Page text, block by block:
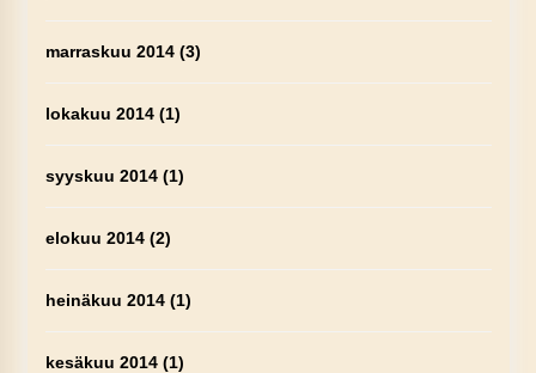
marraskuu 2014(3)
lokakuu 2014(1)
syyskuu 2014(1)
elokuu 2014(2)
heinäkuu 2014(1)
kesäkuu 2014(1)